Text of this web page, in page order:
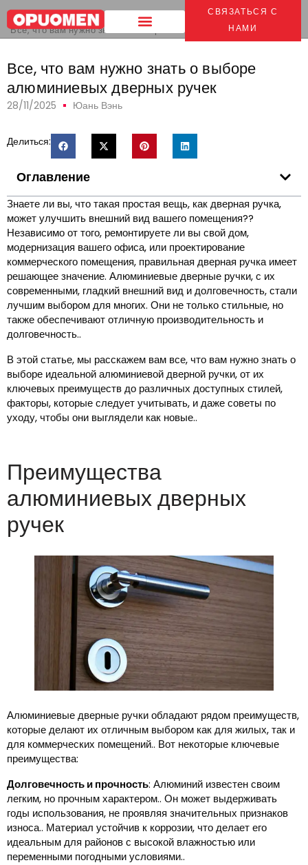
СВЯЗАТЬСЯ С
НАМИ
Дом >
Все, что вам нужно знать о выборе алюминиевых дверных ручек
Все, что вам нужно знать о выборе
алюминиевых дверных ручек
28/11/2025 Юань Вэнь
Делиться:
Оглавление
Знаете ли вы, что такая простая вещь, как дверная ручка,
может улучшить внешний вид вашего помещения??
Независимо от того, ремонтируете ли вы свой дом,
модернизация вашего офиса, или проектирование
коммерческого помещения, правильная дверная ручка имеет
решающее значение. Алюминиевые дверные ручки, с их
современными, гладкий внешний вид и долговечность, стали
лучшим выбором для многих. Они не только стильные, но
также обеспечивают отличную производительность и
долговечность..
В этой статье, мы расскажем вам все, что вам нужно знать о
выборе идеальной алюминиевой дверной ручки, от их
ключевых преимуществ до различных доступных стилей,
факторы, которые следует учитывать, и даже советы по
уходу, чтобы они выглядели как новые..
Преимущества
алюминиевых дверных
ручек
Алюминиевые дверные ручки обладают рядом преимуществ,
которые делают их отличным выбором как для жилых, так и
для коммерческих помещений.. Вот некоторые ключевые
преимущества:
Долговечность и прочность: Алюминий известен своим
легким, но прочным характером.. Он может выдерживать
годы использования, не проявляя значительных признаков
износа.. Материал устойчив к коррозии, что делает его
идеальным для районов с высокой влажностью или
переменными погодными условиями..